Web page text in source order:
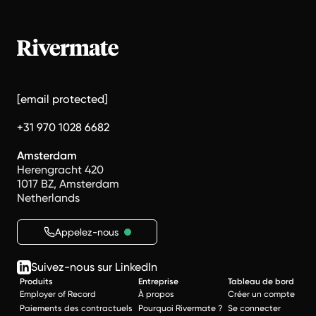
[email protected]
+31 970 1028 6682
Amsterdam
Herengracht 420
1017 BZ, Amsterdam
Netherlands
Appelez-nous
Suivez-nous sur LinkedIn
Produits
Employer of Record
Paiements des contractuels
Entreprise
À propos
Pourquoi Rivermate ?
Tableau de bord
Créer un compte
Se connecter